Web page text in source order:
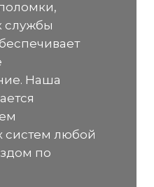
службы
Наша
систем любой
по